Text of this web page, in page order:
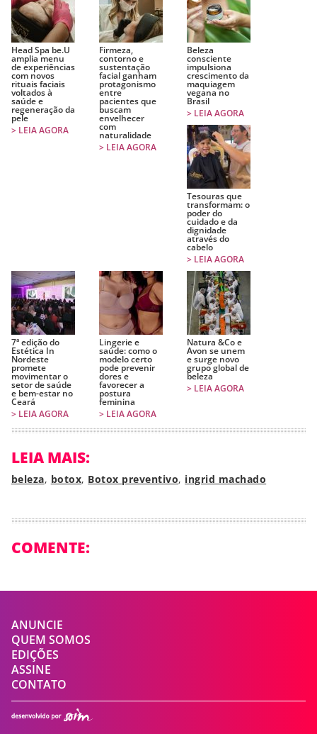
Head Spa be.U
amplia menu
de experiências
com novos
rituais faciais
voltados à
saúde e
regeneração da
pele
> LEIA AGORA
Firmeza,
contorno e
sustentação
facial ganham
protagonismo
entre
pacientes que
buscam
envelhecer
com
naturalidade
> LEIA AGORA
Beleza
consciente
impulsiona
crescimento da
maquiagem
vegana no
Brasil
> LEIA AGORA
Tesouras que
transformam: o
poder do
cuidado e da
dignidade
através do
cabelo
> LEIA AGORA
7ª edição do
Estética In
Nordeste
promete
movimentar o
setor de saúde
e bem-estar no
Ceará
> LEIA AGORA
Lingerie e
saúde: como o
modelo certo
pode prevenir
dores e
favorecer a
postura
feminina
> LEIA AGORA
Natura &Co e
Avon se unem
e surge novo
grupo global de
beleza
> LEIA AGORA
LEIA MAIS:
beleza, botox, Botox preventivo, ingrid machado
COMENTE:
ANUNCIE
QUEM SOMOS
EDIÇÕES
ASSINE
CONTATO